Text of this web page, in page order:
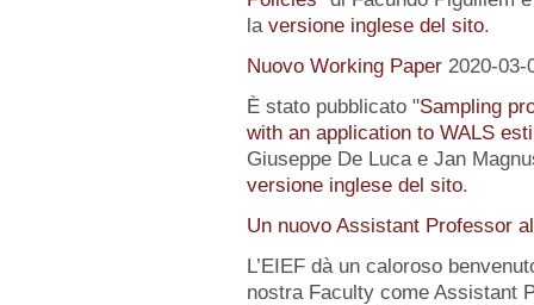
la versione inglese del sito.
Nuovo Working Paper 2020-03-
È stato pubblicato "Sampling
with an application to WALS
Giuseppe De Luca e Jan
versione inglese del sito.
Un nuovo Assistant Professor
L’EIEF dà un caloroso
nostra Faculty come Assistant